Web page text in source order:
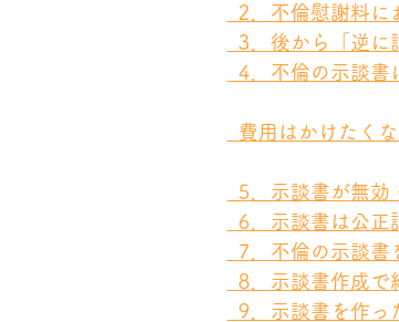
2．不倫慰謝料に
3．後から「逆に
4．不倫の示談書
費用はかけたく
5．示談書が無効
6．示談書は公正
7．不倫の示談書
8．示談書作成で
9．示談書を作っ